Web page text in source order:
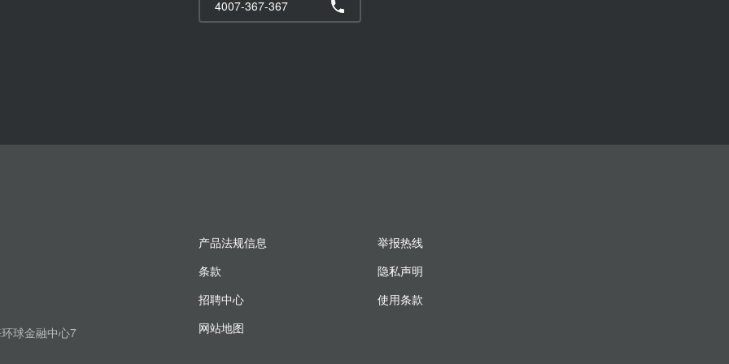
4007-367-367
球金融中心7
产品法规信息
举报热线
条款
隐私声明
招聘中心
使用条款
网站地图